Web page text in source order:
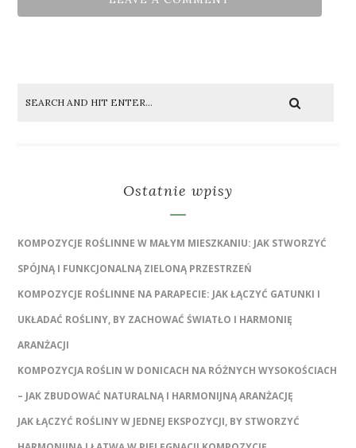
Ostatnie wpisy
KOMPOZYCJE ROŚLINNE W MAŁYM MIESZKANIU: JAK STWORZYĆ
SPÓJNĄ I FUNKCJONALNĄ ZIELONĄ PRZESTRZEŃ
KOMPOZYCJE ROŚLINNE NA PARAPECIE: JAK ŁĄCZYĆ GATUNKI I
UKŁADAĆ ROŚLINY, BY ZACHOWAĆ ŚWIATŁO I HARMONIĘ
ARANŻACJI
KOMPOZYCJA ROŚLIN W DONICACH NA RÓŻNYCH WYSOKOŚCIACH
– JAK ZBUDOWAĆ NATURALNĄ I HARMONIJNĄ ARANŻACJĘ
JAK ŁĄCZYĆ ROŚLINY W JEDNEJ EKSPOZYCJI, BY STWORZYĆ